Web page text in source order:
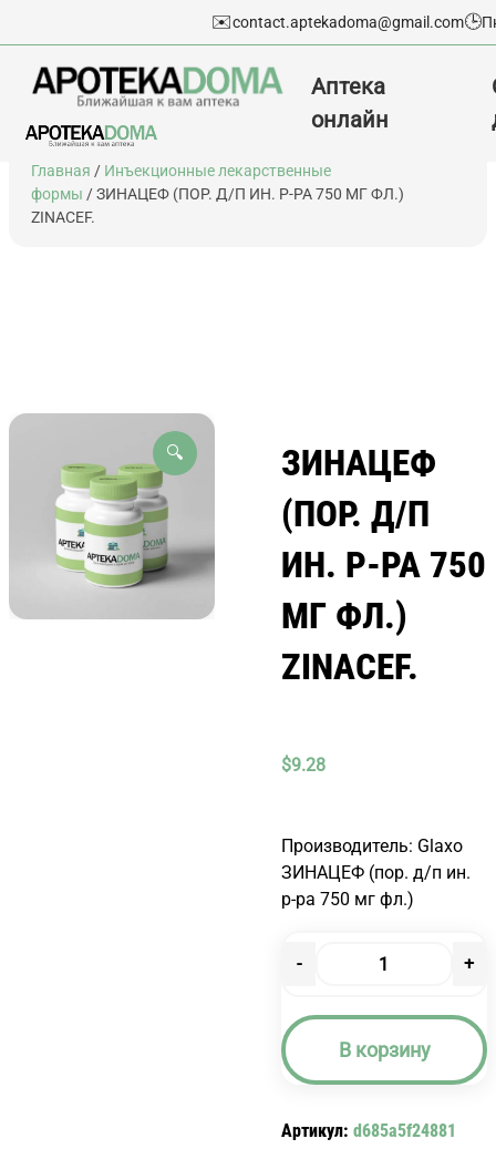
Перейти
содержимому
✉️contact.aptekadoma@gmail.com🕒
Аптека
онлайн
Главная / Инъекционные лекарственные
формы / ЗИНАЦЕФ (ПОР. Д/П ИН. Р-РА 750 МГ ФЛ.)
ZINACEF.
🔍
ЗИНАЦЕФ
(ПОР. Д/П
ИН. Р-РА 750
МГ ФЛ.)
ZINACEF.
$9.28
Производитель: Glaxo
ЗИНАЦЕФ (пор. д/п ин.
р-ра 750 мг фл.)
-
ЗИНАЦЕФ
(ПОР.
Д/
ИН.
+
В корзину
Артикул: d685a5f24881